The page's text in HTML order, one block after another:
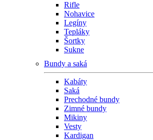
Rifle
Nohavice
Legíny
Tepláky
Šortky
Sukne
Bundy a saká
Kabáty
Saká
Prechodné bundy
Zimné bundy
Mikiny
Vesty
Kardigan